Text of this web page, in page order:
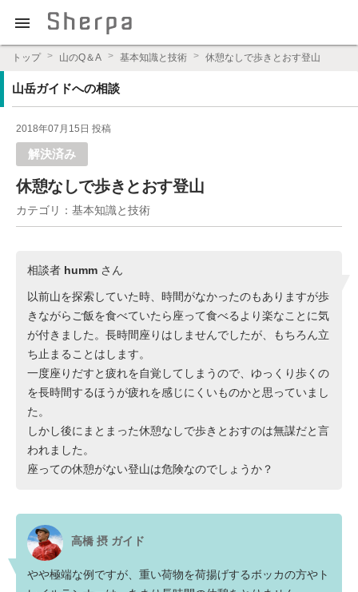

プロの登山ガイドによる登山学習QAサイト【Sherpajp（シェ
トップ 山のQ＆A 基本知識と技術 休憩なしで歩きとおす登山
山岳ガイドへの相談
2018年07月15日 投稿
解決済み
休憩なしで歩きとおす登山
カテゴリ：基本知識と技術
相談者 humm さん
以前山を探索していた時、時間がなかったのもありますが歩
きながらご飯を食べていたら座って食べるより楽なことに気
が付きました。長時間座りはしませんでしたが、もちろん立
ち止まることはします。
一度座りだすと疲れを自覚してしまうので、ゆっくり歩くの
を長時間するほうが疲れを感じにくいものかと思っていまし
た。
しかし後にまとまった休憩なしで歩きとおすのは無謀だと言
われました。
座っての休憩がない登山は危険なのでしょうか？
高橋 摂 ガイド
やや極端な例ですが、重い荷物を荷揚げするボッカの方やト